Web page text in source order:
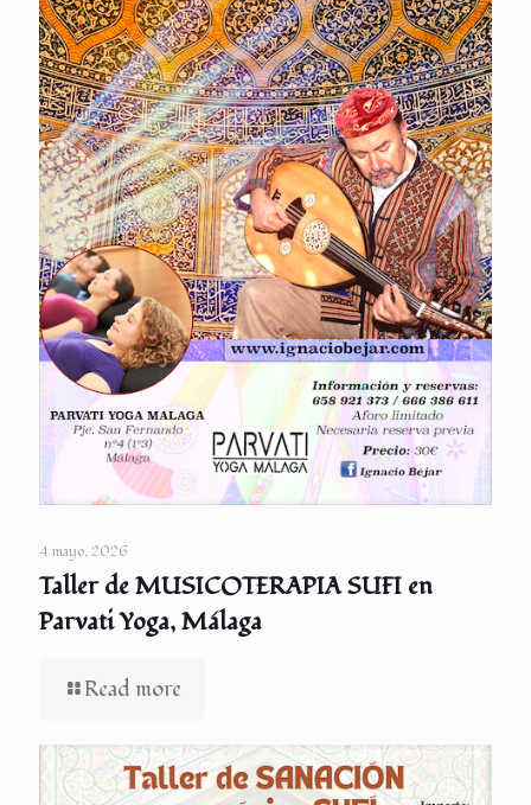
4 mayo, 2026
Taller de MUSICOTERAPIA SUFI en
Parvati Yoga, Málaga
Read more